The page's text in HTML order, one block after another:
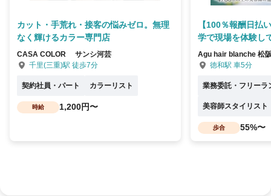
カット・手荒れ・接客の悩みゼロ。無理
なく輝けるカラー専門店
CASA COLOR サンシ河芸
千里(三重)駅 徒歩7分
契約社員・パート カラーリスト
時給 1,200円〜
【100％報酬日払
学で現場を体験し
Agu hair blanche 松
徳和駅 車5分
業務委託・フリーラ
美容師スタイリスト
歩合 55%〜